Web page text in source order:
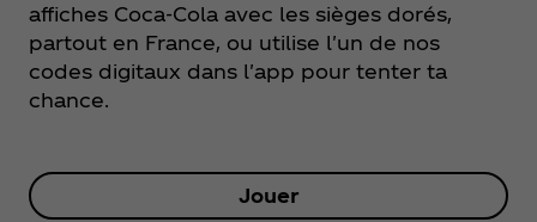
affiches Coca‑Cola avec les sièges dorés,
partout en France, ou utilise l'un de nos
codes digitaux dans l'app pour tenter ta
chance.
Jouer